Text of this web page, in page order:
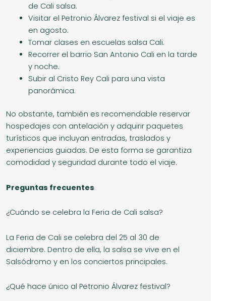
de Cali salsa.
Visitar el Petronio Álvarez festival si el viaje es
en agosto.
Tomar clases en escuelas salsa Cali.
Recorrer el barrio San Antonio Cali en la tarde
y noche.
Subir al Cristo Rey Cali para una vista
panorámica.
No obstante, también es recomendable reservar
hospedajes con antelación y adquirir paquetes
turísticos que incluyan entradas, traslados y
experiencias guiadas. De esta forma se garantiza
comodidad y seguridad durante todo el viaje.
Preguntas frecuentes
¿Cuándo se celebra la Feria de Cali salsa?
La Feria de Cali se celebra del 25 al 30 de
diciembre. Dentro de ella, la salsa se vive en el
Salsódromo y en los conciertos principales.
¿Qué hace único al Petronio Álvarez festival?